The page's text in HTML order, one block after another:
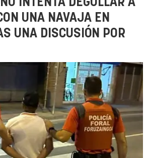
UNA NAVAJA EN
UNA DISCUSIÓN POR